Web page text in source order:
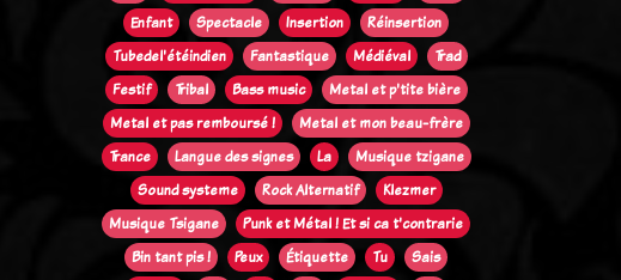
Enfant
Spectacle Insertion
Réinsertion
Tubedel'étéindien
Fantastique Médiéval
Trad
Festif
Tribal Bass music
Metal et p'tite bière
Metal et pas remboursé !
Metal et mon beau-frère
Trance
Langue des signes La
Musique tzigane
Sound systeme
Rock Alternatif
Klezmer
Musique Tsigane
Punk et Métal ! Et si ca t'contrarie
Bin tant pis !
Peux Étiquette Tu
Sais